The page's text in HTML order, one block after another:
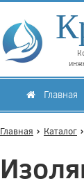
Главная
Главная Каталог